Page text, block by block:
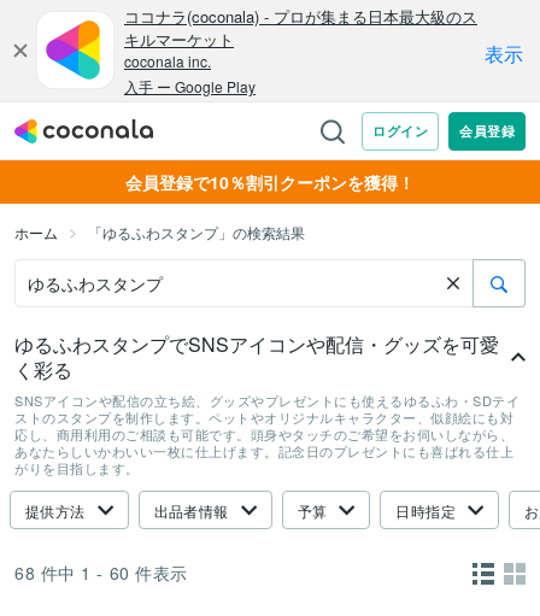
会員登録で10％割引クーポンを獲得！
ホーム 「ゆるふわスタンプ」の検索結果
ゆるふわスタンプでSNSアイコンや配信・グッズを可愛
く彩る
SNSアイコンや配信の立ち絵、グッズやプレゼントにも使えるゆるふわ・SDテイ
ストのスタンプを制作します。ペットやオリジナルキャラクター、似顔絵にも対
応し、商用利用のご相談も可能です。頭身やタッチのご希望をお伺いしながら、
あなたらしいかわいい一枚に仕上げます。記念日のプレゼントにも喜ばれる仕上
がりを目指します。
提供方法 出品者情報 予算 日時指定
68 件中 1 - 60 件表示